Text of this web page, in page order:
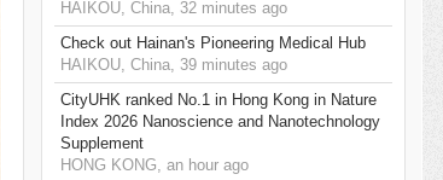
HAIKOU, China, 32 minutes ago
Check out Hainan's Pioneering Medical Hub
HAIKOU, China, 39 minutes ago
CityUHK ranked No.1 in Hong Kong in Nature
Index 2026 Nanoscience and Nanotechnology
Supplement
HONG KONG, an hour ago